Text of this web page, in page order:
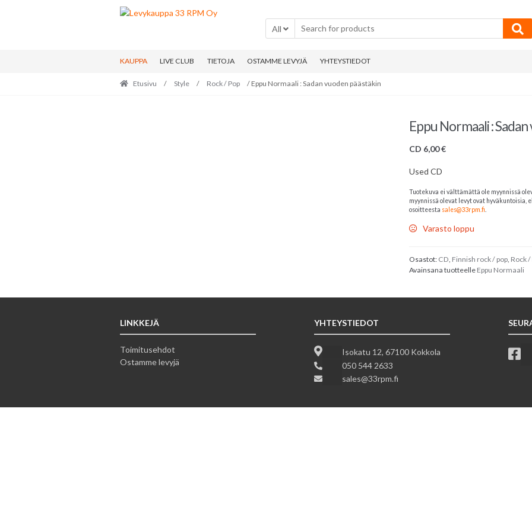
Skip
to
Skip
to
All
KAUPPA LIVE CLUB TIETOJA OSTAMME LEVYJÄ YHTEYSTIEDOT
Etusivu / Style / Rock / Pop / Eppu Normaali : Sadan vuoden päästäkin
Eppu Normaali :
CD 6,00€
Used CD
Tuotekuva ei välttämättä ole myynnissä
myynnissä olevat levyt ovat hyväkuntoisia,
osoitteesta sales@33rpm.fi.
Varasto loppu
Osastot: CD, Finnish rock / pop, Rock /
Avainsana tuotteelle Eppu Normaali
LINKKEJÄ
Toimitusehdot
Ostamme levyjä
YHTEYSTIEDOT
Isokatu 12, 67100 Kokkola
050 544 2633
sales@33rpm.fi